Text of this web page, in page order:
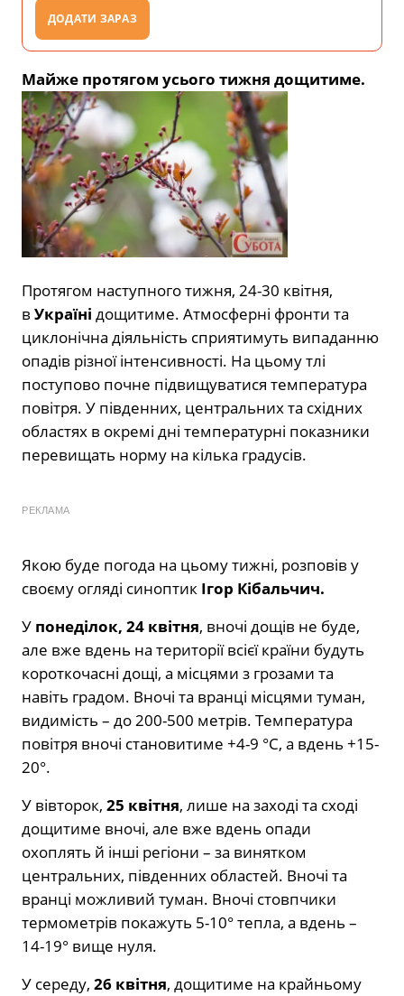
ДОДАТИ ЗАРАЗ
Майже протягом усього тижня дощитиме.
Протягом наступного тижня, 24-30 квітня,
в Україні дощитиме. Атмосферні фронти та
циклонічна діяльність сприятимуть випаданню
опадів різної інтенсивності. На цьому тлі
поступово почне підвищуватися температура
повітря. У південних, центральних та східних
областях в окремі дні температурні показники
перевищать норму на кілька градусів.
РЕКЛАМА
Якою буде погода на цьому тижні, розповів у
своєму огляді синоптик Ігор Кібальчич.
У понеділок, 24 квітня, вночі дощів не буде,
але вже вдень на території всієї країни будуть
короткочасні дощі, а місцями з грозами та
навіть градом. Вночі та вранці місцями туман,
видимість – до 200-500 метрів. Температура
повітря вночі становитиме +4-9 °С, а вдень +15-
20°.
У вівторок, 25 квітня, лише на заході та сході
дощитиме вночі, але вже вдень опади
охоплять й інші регіони – за винятком
центральних, південних областей. Вночі та
вранці можливий туман. Вночі стовпчики
термометрів покажуть 5-10° тепла, а вдень –
14-19° вище нуля.
У середу, 26 квітня, дощитиме на крайньому